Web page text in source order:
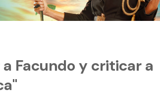
Facundo y criticar a